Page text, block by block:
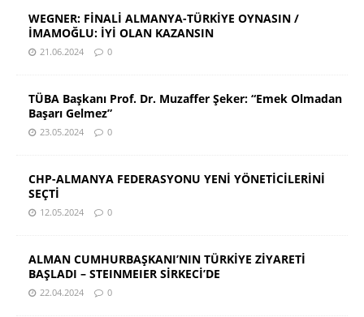
WEGNER: FİNALİ ALMANYA-TÜRKİYE OYNASIN /
İMAMOĞLU: İYİ OLAN KAZANSIN
21.06.2024 0
TÜBA Başkanı Prof. Dr. Muzaffer Şeker: “Emek Olmadan
Başarı Gelmez”
23.05.2024 0
CHP-ALMANYA FEDERASYONU YENİ YÖNETİCİLERİNİ
SEÇTİ
12.05.2024 0
ALMAN CUMHURBAŞKANI’NIN TÜRKİYE ZİYARETİ
BAŞLADI – STEINMEIER SİRKECİ’DE
22.04.2024 0